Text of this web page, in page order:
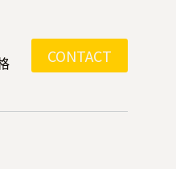
CONTACT